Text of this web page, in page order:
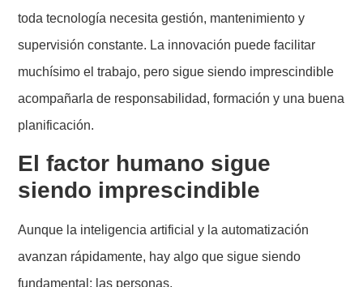
toda tecnología necesita gestión, mantenimiento y
supervisión constante. La innovación puede facilitar
muchísimo el trabajo, pero sigue siendo imprescindible
acompañarla de responsabilidad, formación y una buena
planificación.
El factor humano sigue
siendo imprescindible
Aunque la inteligencia artificial y la automatización
avanzan rápidamente, hay algo que sigue siendo
fundamental: las personas.